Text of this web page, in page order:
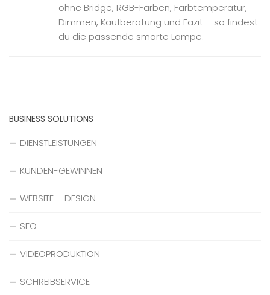
ohne Bridge, RGB-Farben, Farbtemperatur,
Dimmen, Kaufberatung und Fazit – so findest
du die passende smarte Lampe.
BUSINESS SOLUTIONS
DIENSTLEISTUNGEN
KUNDEN-GEWINNEN
WEBSITE – DESIGN
SEO
VIDEOPRODUKTION
SCHREIBSERVICE